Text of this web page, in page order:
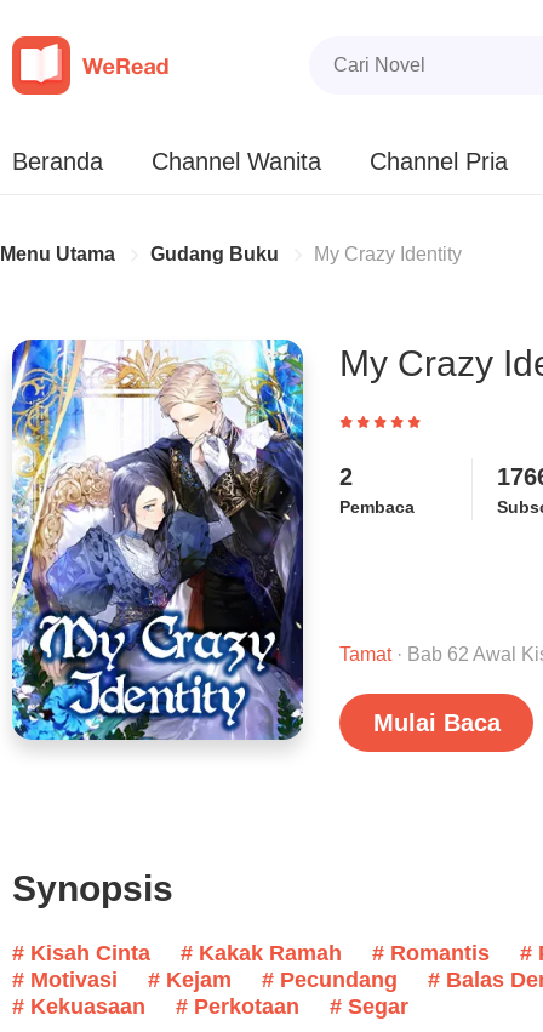
Beranda Channel Wanita Channel Pria
Menu Utama Gudang Buku My Crazy Identity
My Crazy
2
Pembaca
Tamat· Bab 62 Awal
Mulai Baca
Synopsis
# Kisah Cinta # Kakak Ramah # Romantis
#
# Motivasi
# Kejam # Pecundang
# Balas
# Kekuasaan
# Perkotaan
# Segar